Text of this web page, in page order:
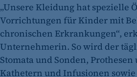
„Unsere Kleidung hat spezielle
Vorrichtungen für Kinder mit
chronischen Erkrankungen“,
Unternehmerin. So wird der
Stomata und Sonden,
Kathetern und Infusionen